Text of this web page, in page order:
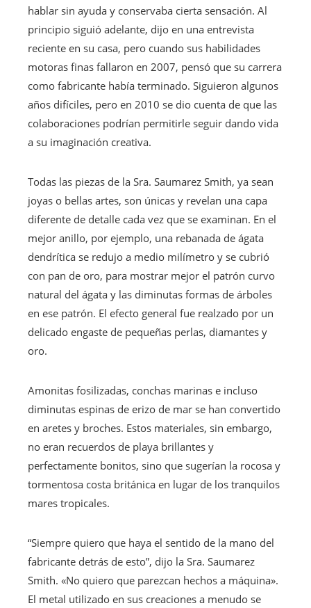
hablar sin ayuda y conservaba cierta sensación. Al
principio siguió adelante, dijo en una entrevista
reciente en su casa, pero cuando sus habilidades
motoras finas fallaron en 2007, pensó que su carrera
como fabricante había terminado. Siguieron algunos
años difíciles, pero en 2010 se dio cuenta de que las
colaboraciones podrían permitirle seguir dando vida
a su imaginación creativa.
Todas las piezas de la Sra. Saumarez Smith, ya sean
joyas o bellas artes, son únicas y revelan una capa
diferente de detalle cada vez que se examinan. En el
mejor anillo, por ejemplo, una rebanada de ágata
dendrítica se redujo a medio milímetro y se cubrió
con pan de oro, para mostrar mejor el patrón curvo
natural del ágata y las diminutas formas de árboles
en ese patrón. El efecto general fue realzado por un
delicado engaste de pequeñas perlas, diamantes y
oro.
Amonitas fosilizadas, conchas marinas e incluso
diminutas espinas de erizo de mar se han convertido
en aretes y broches. Estos materiales, sin embargo,
no eran recuerdos de playa brillantes y
perfectamente bonitos, sino que sugerían la rocosa y
tormentosa costa británica en lugar de los tranquilos
mares tropicales.
“Siempre quiero que haya el sentido de la mano del
fabricante detrás de esto”, dijo la Sra. Saumarez
Smith. «No quiero que parezcan hechos a máquina».
El metal utilizado en sus creaciones a menudo se